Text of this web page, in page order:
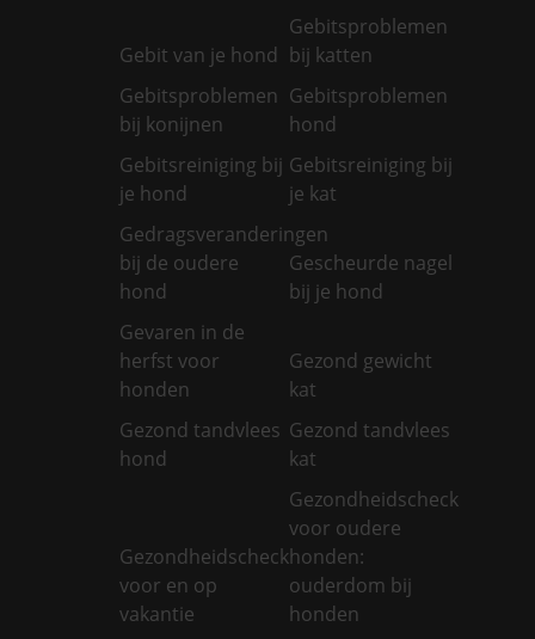
Gebit van je hond
Gebitsproblemen
bij katten
Gebitsproblemen
bij konijnen
Gebitsproblemen
hond
Gebitsreiniging bij
je hond
Gebitsreiniging bij
je kat
Gedragsveranderingen
bij de oudere
hond
Gescheurde nagel
bij je hond
Gevaren in de
herfst voor
honden
Gezond gewicht
kat
Gezond tandvlees
hond
Gezond tandvlees
kat
Gezondheidscheck
voor en op
vakantie
Gezondheidscheck
voor oudere
honden:
ouderdom bij
honden